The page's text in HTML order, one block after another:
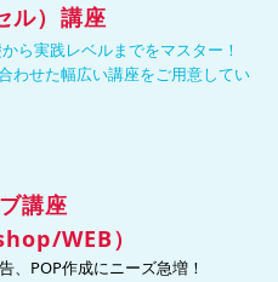
ル）講座
ら実践レベルまでをマスター！
わせた幅広い講座をご用意してい
講座
WEB）
、POP作成にニーズ急増！